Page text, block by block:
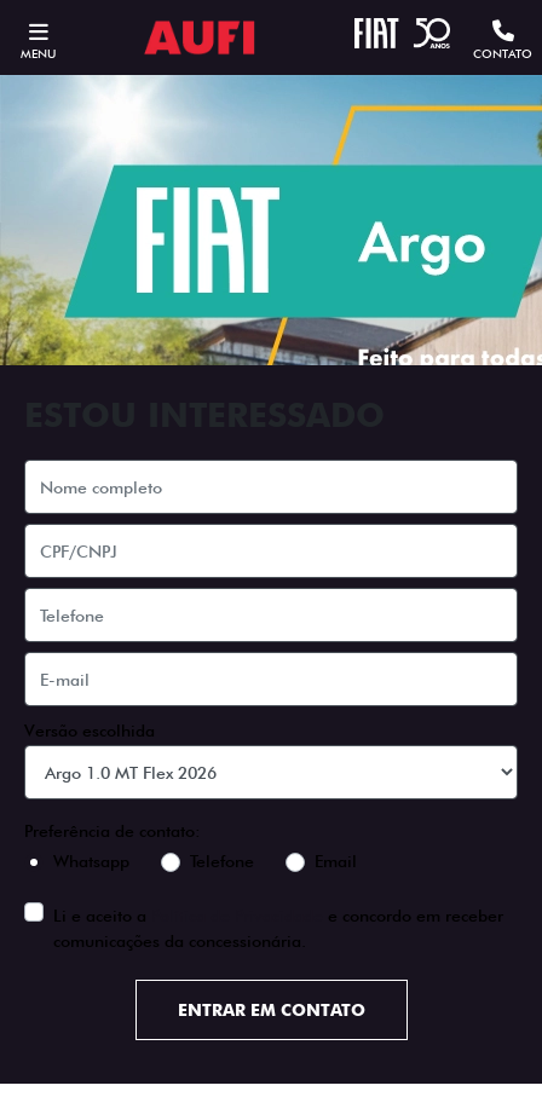
MENU CONTATO
Versão escolhida
Preferência de contato:
Whatsapp
Telefone Email
Li e aceito a
e concordo em receber
comunicações da concessionária.
ENTRAR EM CONTATO